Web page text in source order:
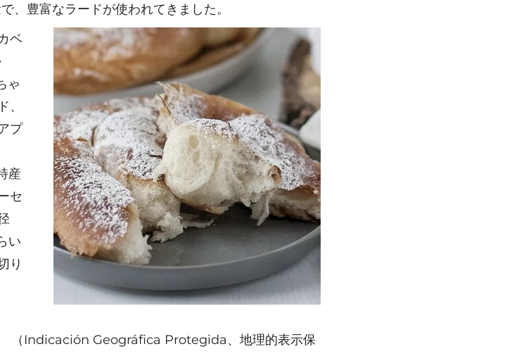
、豊富なラードが使われてきました。
ベ
ゃ
、
プ
産
セ
い
り
（Indicación Geográfica Protegida、地理的表示保